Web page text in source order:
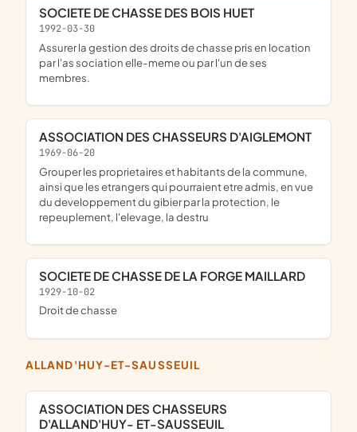
SOCIETE DE CHASSE DES BOIS HUET
1992-03-30
assurer la gestion des droits de chasse pris en location
par l'as sociation elle-meme ou par l'un de ses
membres.
ASSOCIATION DES CHASSEURS D'AIGLEMONT
1969-06-20
grouper les proprietaires et habitants de la commune,
ainsi que les etrangers qui pourraient etre admis, en vue
du developpement du gibier par la protection, le
repeuplement, l'elevage, la destru
SOCIETE DE CHASSE DE LA FORGE MAILLARD
1929-10-02
droit de chasse
ALLAND'HUY-ET-SAUSSEUIL
ASSOCIATION DES CHASSEURS
D'ALLAND'HUY- ET-SAUSSEUIL